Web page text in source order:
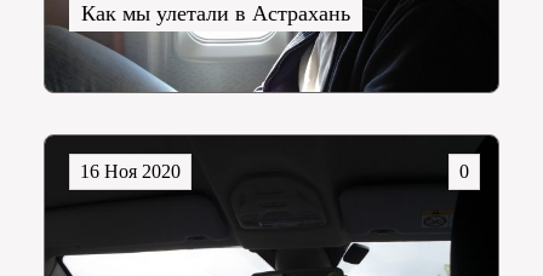
Как мы улетали в Астрахань
0
16 Ноя 2020